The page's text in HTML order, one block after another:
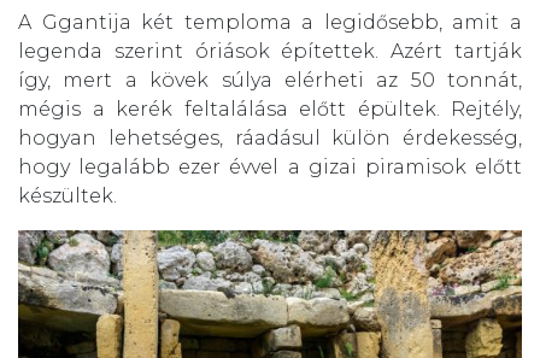
A Ggantija két temploma a legidősebb, amit a
legenda szerint óriások építettek. Azért tartják
így, mert a kövek súlya elérheti az 50 tonnát,
mégis a kerék feltalálása előtt épültek. Rejtély,
hogyan lehetséges, ráadásul külön érdekesség,
hogy legalább ezer évvel a gizai piramisok előtt
készültek.